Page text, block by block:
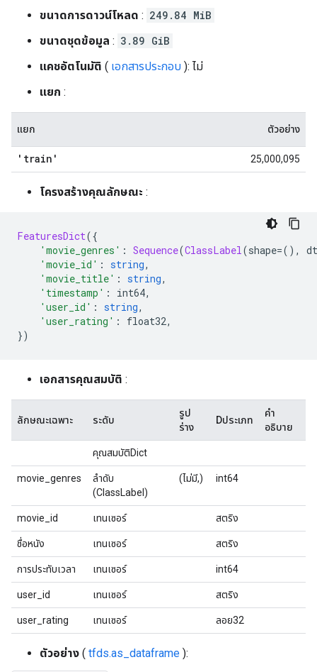
ขนาดการดาวน์โหลด : 249.84 MiB
ขนาดชุดข้อมูล : 3.89 GiB
แคชอัตโนมัติ ( เอกสารประกอบ ): ไม่
แยก :
แยก ตัวอย่าง
'train' 25,000,095
โครงสร้างคุณลักษณะ :
FeaturesDict({
'movie_genres' : Sequence(ClassLabel(shape=(),
'movie_id' : string,
'movie_title' : string,
'timestamp' : int64,
'user_id' : string,
'user_rating' : float32,
})
เอกสารคุณสมบัติ :
ลักษณะเฉพาะ ระดับ
รูป
ร่าง
Dประเภท
คำ
อธิบาย
คุณสมบัติDict
movie_genres
ลำดับ
(ClassLabel)
(ไม่มี,) int64
movie_id เทนเซอร์ สตริง
ชื่อหนัง เทนเซอร์ สตริง
การประทับเวลา เทนเซอร์ int64
user_id เทนเซอร์ สตริง
user_rating เทนเซอร์ ลอย32
ตัวอย่าง ( tfds.as_dataframe ):